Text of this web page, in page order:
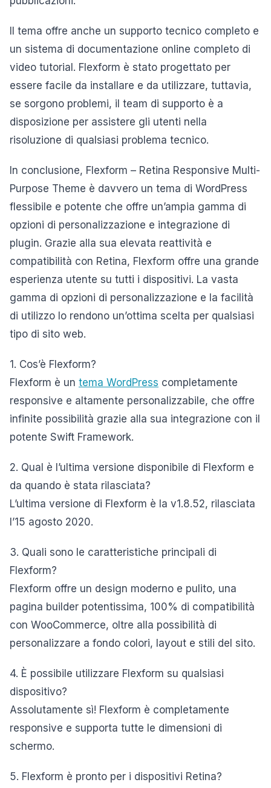
Il tema offre anche un supporto tecnico completo e
un sistema di documentazione online completo di
video tutorial. Flexform è stato progettato per
essere facile da installare e da utilizzare, tuttavia,
se sorgono problemi, il team di supporto è a
disposizione per assistere gli utenti nella
risoluzione di qualsiasi problema tecnico.
In conclusione, Flexform – Retina Responsive Multi-
Purpose Theme è davvero un tema di WordPress
flessibile e potente che offre un’ampia gamma di
opzioni di personalizzazione e integrazione di
plugin. Grazie alla sua elevata reattività e
compatibilità con Retina, Flexform offre una grande
esperienza utente su tutti i dispositivi. La vasta
gamma di opzioni di personalizzazione e la facilità
di utilizzo lo rendono un’ottima scelta per qualsiasi
tipo di sito web.
1. Cos’è Flexform?
Flexform è un tema WordPress completamente
responsive e altamente personalizzabile, che offre
infinite possibilità grazie alla sua integrazione con il
potente Swift Framework.
2. Qual è l’ultima versione disponibile di Flexform e
da quando è stata rilasciata?
L’ultima versione di Flexform è la v1.8.52, rilasciata
l’15 agosto 2020.
3. Quali sono le caratteristiche principali di
Flexform?
Flexform offre un design moderno e pulito, una
pagina builder potentissima, 100% di compatibilità
con WooCommerce, oltre alla possibilità di
personalizzare a fondo colori, layout e stili del sito.
4. È possibile utilizzare Flexform su qualsiasi
dispositivo?
Assolutamente sì! Flexform è completamente
responsive e supporta tutte le dimensioni di
schermo.
5. Flexform è pronto per i dispositivi Retina?